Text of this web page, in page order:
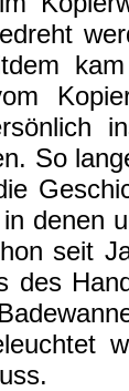
So
denen
seit
des